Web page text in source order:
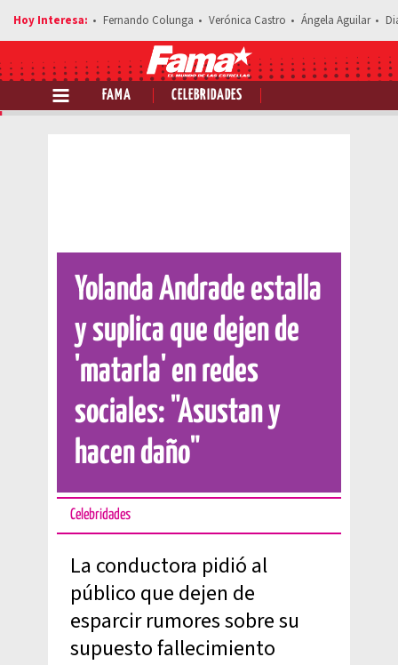
Fernando Colunga Verónica Castro Ángela Aguilar
FAMA CELEBRIDADES
Comparte esta noticia
Yolanda Andrade estalla
y suplica que dejen de
'matarla' en redes
sociales: "Asustan y
hacen daño"
Celebridades
La conductora pidió al
público que dejen de
esparcir rumores sobre su
supuesto fallecimiento